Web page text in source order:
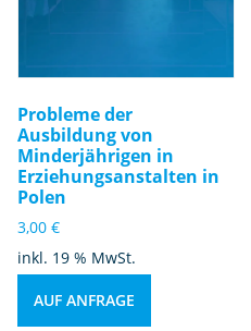
Probleme der
Ausbildung von
Minderjährigen in
Erziehungsanstalten in
Polen
3,00 €
inkl. 19 % MwSt.
AUF ANFRAGE